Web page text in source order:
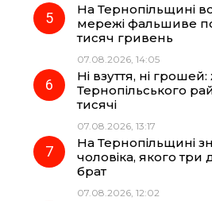
На Тернопільщині
мережі фальшиве
тисяч гривень
07.08.2026, 14:05
Ні взуття, ні
Тернопільського
тисячі
07.08.2026, 13:17
На Тернопільщині
чоловіка, якого три
брат
07.08.2026, 12:02